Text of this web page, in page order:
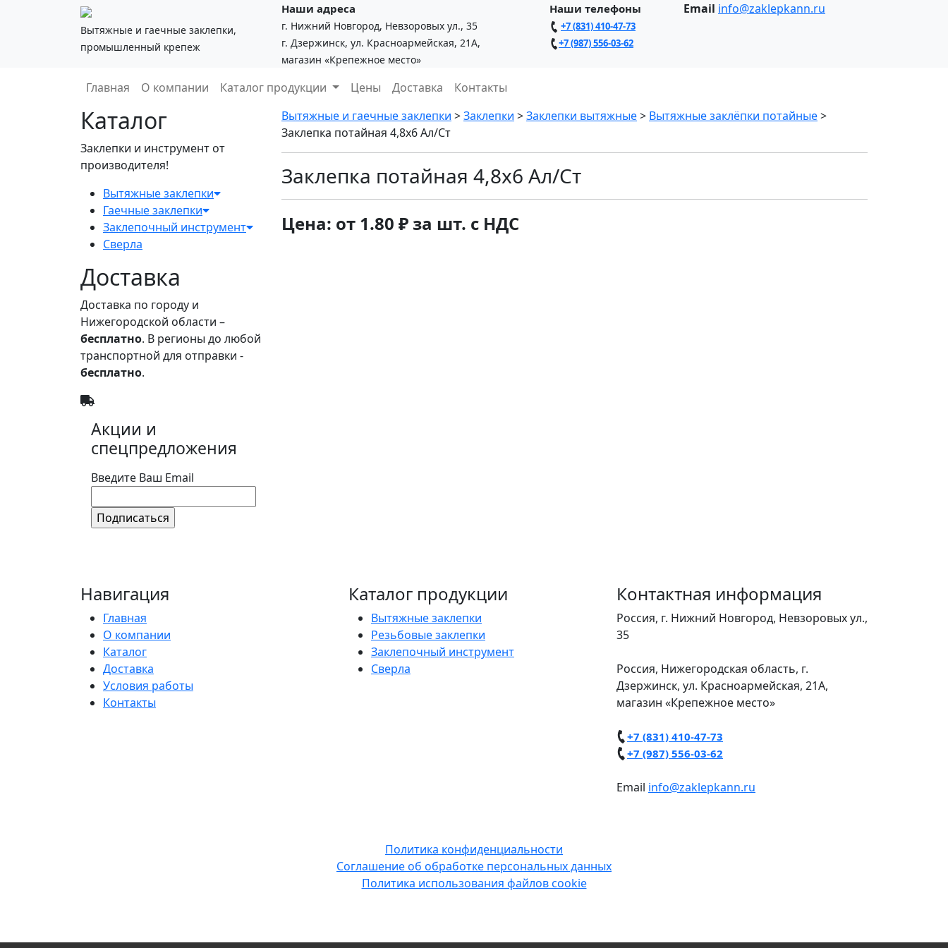
Вытяжные и гаечные заклепки,
промышленный крепеж
Наши адреса
г. Нижний Новгород, Невзоровых ул., 35
г. Дзержинск, ул. Красноармейская, 21А,
магазин «Крепежное место»
Наши телефоны
+7 (831) 410-47-73
+7 (987) 556-03-62
Email info@zaklepkann.ru
Главная О компании Каталог продукции Цены Доставка Контакты
Каталог
Заклепки и инструмент от
производителя!
Вытяжные заклепки
Гаечные заклепки
Заклепочный инструмент
Сверла
Доставка
Доставка по городу и
Нижегородской области –
бесплатно. В регионы до любой
транспортной для отправки -
бесплатно.
Акции и
спецпредложения
Введите Ваш Email
Вытяжные и гаечные заклепки >Заклепки >Заклепки вытяжные> Вытяжные заклёпки потайные>
Заклепка потайная 4,8х6 Ал/Ст
Заклепка потайная 4,8х6 Ал/Ст
Цена: от 1.80 ₽ за шт. с НДС
Навигация
Главная
О компании
Каталог
Доставка
Условия работы
Контакты
Каталог продукции
Вытяжные заклепки
Резьбовые заклепки
Заклепочный инструмент
Сверла
Контактная информация
Россия, г. Нижний Новгород, Невзоровых ул.,
35
Россия, Нижегородская область, г.
Дзержинск, ул. Красноармейская, 21А,
магазин «Крепежное место»
+7 (831) 410-47-73
+7 (987) 556-03-62
Email info@zaklepkann.ru
Политика конфиденциальности
Соглашение об обработке персональных данных
Политика использования файлов cookie